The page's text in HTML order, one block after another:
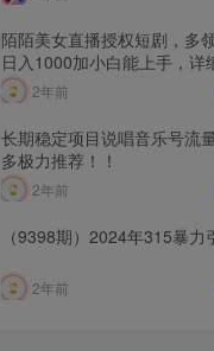
陌陌美女直播授权短剧，多
日入1000加小白能上手，详
程) 2年前
长期稳定项目说唱音乐号流
多极力推荐！！
2年前
（9398期）2024年315暴力
2年前